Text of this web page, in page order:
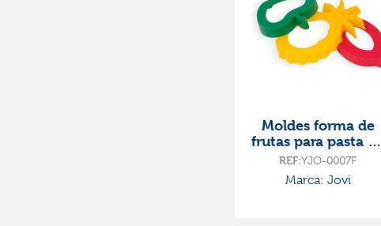
Moldes forma de
frutas para pasta de
modelar 6 unidades
REF:YJO-0007F
Marca: Jovi